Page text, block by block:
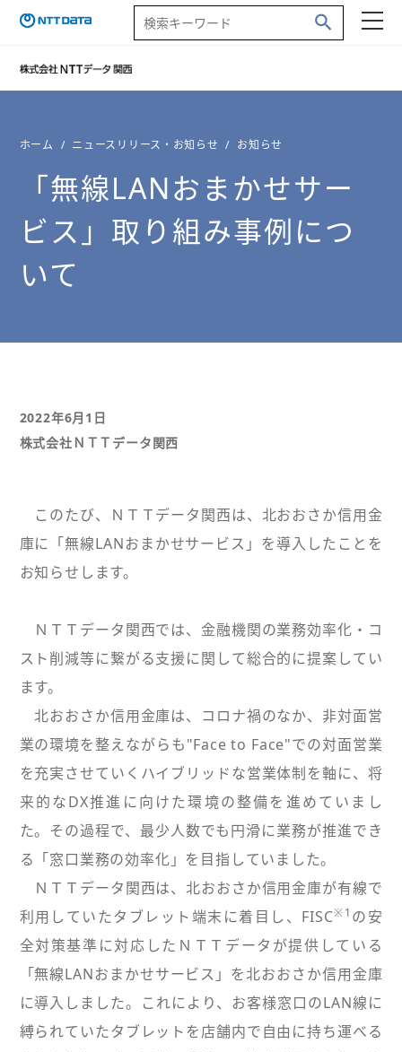
ホーム ニュースリリース・お知らせ お知らせ
「無線LANおまかせサー
ビス」取り組み事例につ
いて
2022年6月1日
株式会社ＮＴＴデータ関西
このたび、ＮＴＴデータ関西は、北おおさか信用金
庫に「無線LANおまかせサービス」を導入したことを
お知らせします。
ＮＴＴデータ関西では、金融機関の業務効率化・コ
スト削減等に繋がる支援に関して総合的に提案してい
ます。
北おおさか信用金庫は、コロナ禍のなか、非対面営
業の環境を整えながらも"Face to Face"での対面営業
を充実させていくハイブリッドな営業体制を軸に、将
来的なDX推進に向けた環境の整備を進めていまし
た。その過程で、最少人数でも円滑に業務が推進でき
る「窓口業務の効率化」を目指していました。
ＮＴＴデータ関西は、北おおさか信用金庫が有線で
利用していたタブレット端末に着目し、FISC※1 の安
全対策基準に対応したＮＴＴデータが提供している
「無線LANおまかせサービス」を北おおさか信用金庫
に導入しました。これにより、お客様窓口のLAN線に
縛られていたタブレットを店舗内で自由に持ち運べる